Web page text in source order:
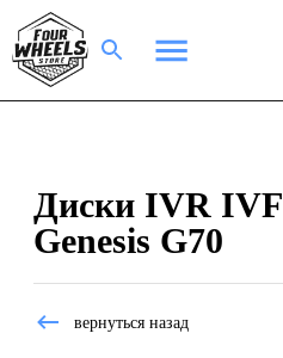
Диски IVR
Genesis G70
вернуться назад